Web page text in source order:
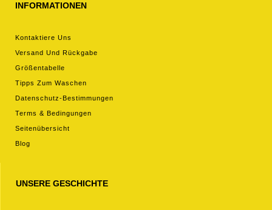
INFORMATIONEN
Kontaktiere Uns
Versand Und Rückgabe
Größentabelle
Tipps Zum Waschen
Datenschutz-Bestimmungen
Terms & Bedingungen
Seitenübersicht
Blog
UNSERE GESCHICHTE